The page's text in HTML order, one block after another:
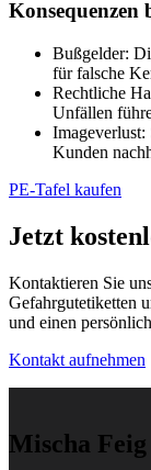
Konsequenzen
Bußgelder:
für falsche
Rechtliche
Unfällen
Imageverlust:
Kunden
PE-Tafel kaufen
Jetzt
Kontaktieren Sie
Gefahrgutetiketten
und einen
Kontakt aufnehmen
Mischa Feig